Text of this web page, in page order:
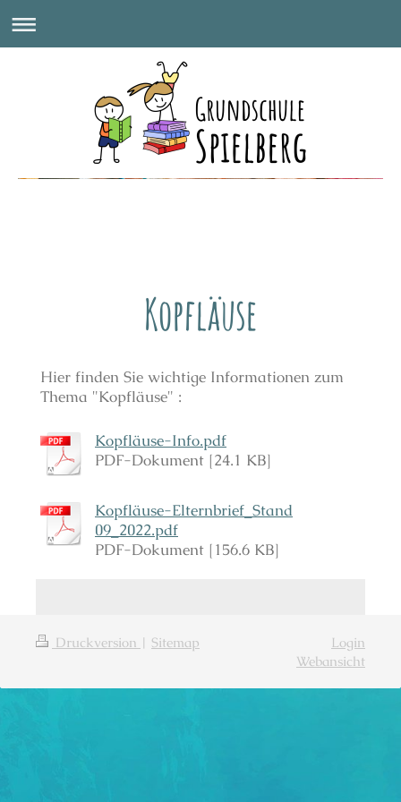
Kopfläuse
Hier finden Sie wichtige Informationen zum
Thema "Kopfläuse" :
Kopfläuse-Info.pdf
PDF-Dokument [24.1 KB]
Kopfläuse-Elternbrief_Stand
09_2022.pdf
PDF-Dokument [156.6 KB]
Druckversion | Sitemap
Login
Webansicht